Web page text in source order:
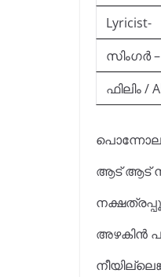
Lyricist-
സിംഗർ –
ഫിലിം /
ആട്‌ ആട്‌
അഴകിൻ